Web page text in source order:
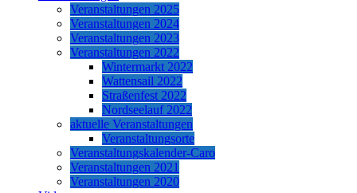
Veranstaltungen 2025
Veranstaltungen 2024
Veranstaltungen 2023
Veranstaltungen 2022
Wintermarkt 2022
Wattensail 2022
Straßenfest 2022
Nordseelauf 2022
aktuelle Veranstaltungen
Veranstaltungsorte
Veranstaltungskalender-Caro
Veranstaltungen 2021
Veranstaltungen 2020